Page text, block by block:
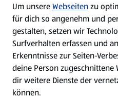
WhatsApp
Über ALDI SÜD
Filialen
Um unsereWebseitenzu
für dich so angenehm und
gestalten, setzen wir
Surfverhalten erfassen und
Erkenntnisse zur Seiten-
deine Person zugeschnittene
dir weitere Dienste der
können.